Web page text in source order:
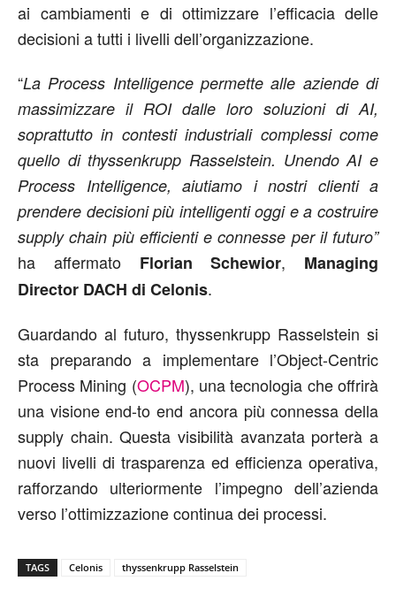
ai cambiamenti e di ottimizzare l’efficacia delle
decisioni a tutti i livelli dell’organizzazione.
“La Process Intelligence permette alle aziende di
massimizzare il ROI dalle loro soluzioni di AI,
soprattutto in contesti industriali complessi come
quello di thyssenkrupp Rasselstein. Unendo AI e
Process Intelligence, aiutiamo i nostri clienti a
prendere decisioni più intelligenti oggi e a costruire
supply chain più efficienti e connesse per il futuro”
ha affermato Florian Schewior, Managing
Director DACH di Celonis.
Guardando al futuro, thyssenkrupp Rasselstein si
sta preparando a implementare l’Object-Centric
Process Mining (OCPM), una tecnologia che offrirà
una visione end-to end ancora più connessa della
supply chain. Questa visibilità avanzata porterà a
nuovi livelli di trasparenza ed efficienza operativa,
rafforzando ulteriormente l’impegno dell’azienda
verso l’ottimizzazione continua dei processi.
TAGS Celonis thyssenkrupp Rasselstein